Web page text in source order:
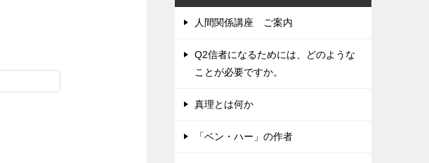
人間関係講座 ご案内
Q2信者になるためには、どのような
ことが必要ですか。
真理とは何か
「ベン・ハー」の作者